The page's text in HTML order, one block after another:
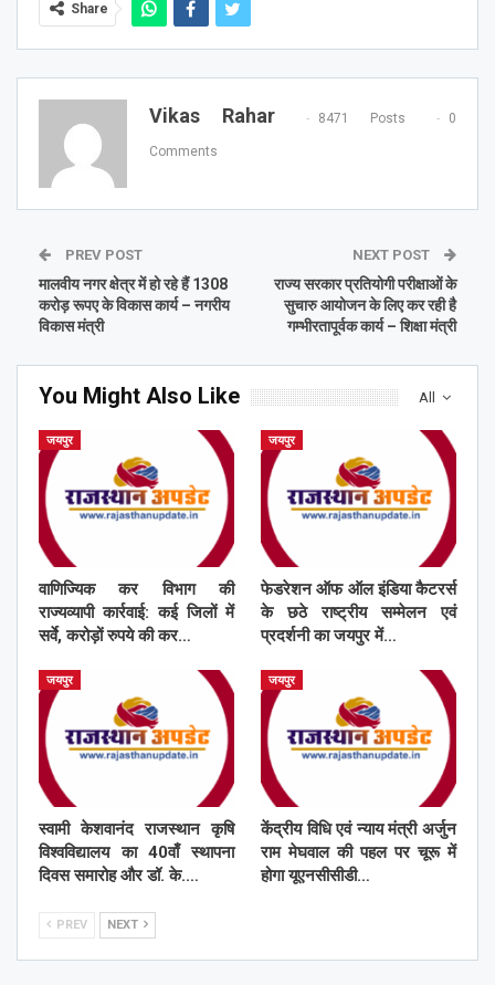
Share
Vikas Rahar 8471 Posts 0
Comments
PREV POST
मालवीय नगर क्षेत्र में हो रहे हैं 1308
करोड़ रूपए के विकास कार्य – नगरीय
विकास मंत्री
NEXT POST
राज्य सरकार प्रतियोगी परीक्षाओं के
सुचारु आयोजन के लिए कर रही है
गम्भीरतापूर्वक कार्य – शिक्षा मंत्री
All
You Might Also Like
जयपुर
वाणिज्यिक कर विभाग की
राज्यव्यापी कार्रवाई: कई जिलों में
सर्वे, करोड़ों रुपये की कर…
जयपुर
फेडरेशन ऑफ ऑल इंडिया कैटरर्स
के छठे राष्ट्रीय सम्मेलन एवं
प्रदर्शनी का जयपुर में…
जयपुर
स्वामी केशवानंद राजस्थान कृषि
विश्वविद्यालय का 40वाँ स्थापना
दिवस समारोह और डॉ. के.…
जयपुर
केंद्रीय विधि एवं न्याय मंत्री अर्जुन
राम मेघवाल की पहल पर चूरू में
होगा यूएनसीसीडी…
PREV NEXT